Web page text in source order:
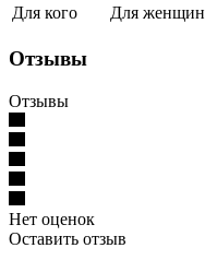
Для кого
Для женщин
Отзывы
Отзывы
Нет оценок
Оставить отзыв